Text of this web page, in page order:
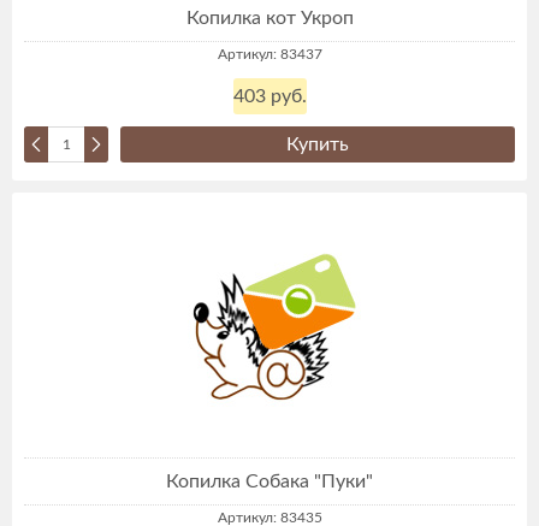
Копилка кот Укроп
Артикул: 83437
403 руб.
Купить
Копилка Собака "Пуки"
Артикул: 83435